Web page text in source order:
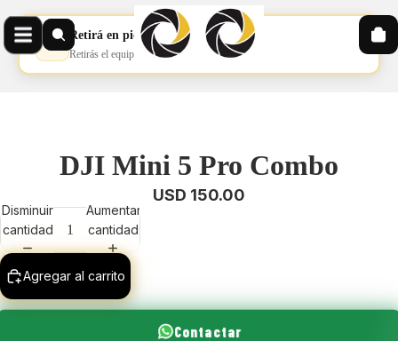
📦 Retirá en pickup
Retirás el equipo en nuestro pickup
DJI Mini 5 Pro Combo
USD 150.00
Disminuir
cantidad
Aumentar
cantidad
Agregar al carrito
Contactar